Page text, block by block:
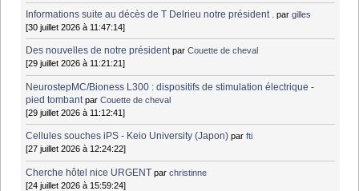
Informations suite au décès de T Delrieu notre président . pargilles
[30 juillet 2026 à 11:47:14]
Des nouvelles de notre président parCouette de cheval
[29 juillet 2026 à 11:21:21]
NeurostepMC/Bioness L300 : dispositifs de stimulation électrique -
pied tombant parCouette de cheval
[29 juillet 2026 à 11:12:41]
Cellules souches iPS - Keio University (Japon) parfti
[27 juillet 2026 à 12:24:22]
Cherche hôtel nice URGENT parchristinne
[24 juillet 2026 à 15:59:24]